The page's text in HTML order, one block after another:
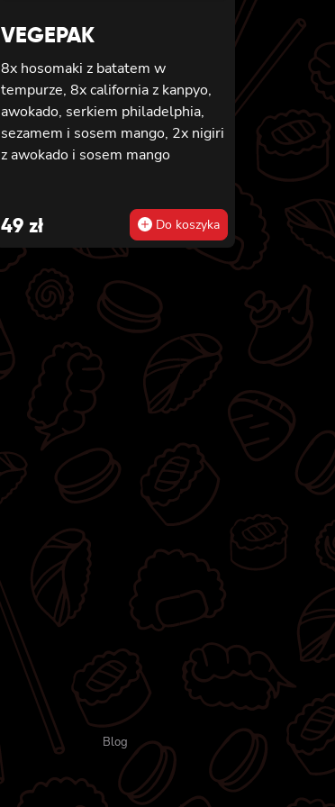
VEGEPAK
8x hosomaki z batatem w
tempurze, 8x california z kanpyo,
awokado, serkiem philadelphia,
sezamem i sosem mango, 2x nigiri
z awokado i sosem mango
49 zł Do koszyka
Blog